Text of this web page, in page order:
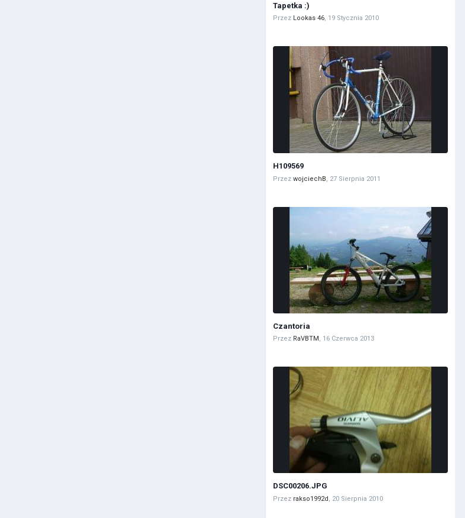
Tapetka :)
Przez Lookas 46, 19 Stycznia 2010
H109569
Przez wojciechB, 27 Sierpnia 2011
Czantoria
Przez RaVBTM , 16 Czerwca 2013
DSC00206.JPG
Przez rakso1992d, 20 Sierpnia 2010